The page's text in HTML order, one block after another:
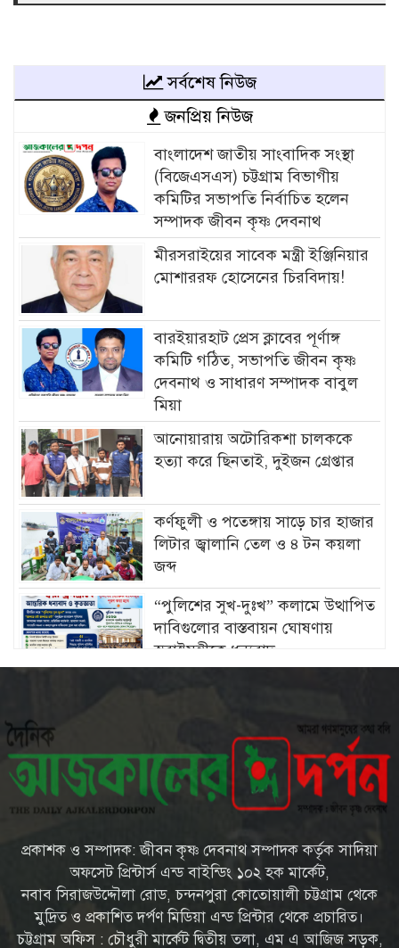
সর্বশেষ নিউজ
জনপ্রিয় নিউজ
বাংলাদেশ জাতীয় সাংবাদিক সংস্থা
(বিজেএসএস) চট্টগ্রাম বিভাগীয়
কমিটির সভাপতি নির্বাচিত হলেন
সম্পাদক জীবন কৃষ্ণ দেবনাথ
মীরসরাইয়ের সাবেক মন্ত্রী ইঞ্জিনিয়ার
মোশাররফ হোসেনের চিরবিদায়!
বারইয়ারহাট প্রেস ক্লাবের পূর্ণাঙ্গ
কমিটি গঠিত, সভাপতি জীবন কৃষ্ণ
দেবনাথ ও সাধারণ সম্পাদক বাবুল
মিয়া
আনোয়ারায় অটোরিকশা চালককে
হত্যা করে ছিনতাই, দুইজন গ্রেপ্তার
কর্ণফুলী ও পতেঙ্গায় সাড়ে চার হাজার
লিটার জ্বালানি তেল ও ৪ টন কয়লা
জব্দ
“পুলিশের সুখ-দুঃখ” কলামে উত্থাপিত
দাবিগুলোর বাস্তবায়ন ঘোষণায়
স্বরাষ্ট্রমন্ত্রীকে ধন্যবাদ
কন্যার বিবাহোত্তর অনুষ্ঠান সম্পন্ন
চট্টগ্রামের ইপিজেডে প্রকাশ্যে খোলা
বাজারে বিক্রি হচ্ছে মৃত দুর্গন্ধযুক্ত পচাঁ
মুরগি—প্রশাসনের নজরদারি জরুরী
চট্টগ্রামের মীরসরাইয়ে সড়ক দুর্ঘটনায়
দু’পা হারালো সাংবাদিক আবদুল
মান্নান রানা
প্রকাশক ও সম্পাদক: জীবন কৃষ্ণ দেবনাথ সম্পাদক কর্তৃক সাদিয়া
অফসেট প্রিন্টার্স এন্ড বাইন্ডিং ১০২ হক মার্কেট,
নবাব সিরাজউদ্দৌলা রোড, চন্দনপুরা কোতোয়ালী চট্টগ্রাম থেকে
মুদ্রিত ও প্রকাশিত দর্পণ মিডিয়া এন্ড প্রিন্টার থেকে প্রচারিত।
চট্টগ্রাম অফিস : চৌধুরী মার্কেট দ্বিতীয় তলা, এম এ আজিজ সড়ক,